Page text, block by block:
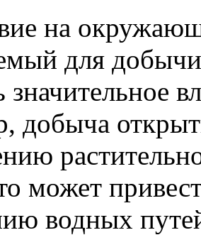
на
для
значительное
добыча
может
водных